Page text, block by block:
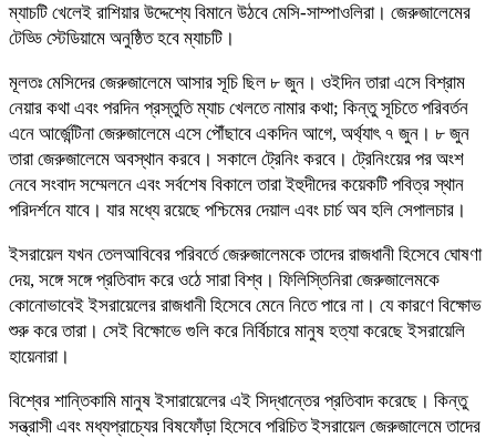
ম্যাচটি খেলেই রাশিয়ার উদ্দেশ্যে বিমানে উঠবে মেসি-সাম্পাওলিরা। জেরুজালেমের
টেড্ডি স্টেডিয়ামে অনুষ্ঠিত হবে ম্যাচটি।
মূলতঃ মেসিদের জেরুজালেমে আসার সূচি ছিল ৮ জুন। ওইদিন তারা এসে বিশ্রাম
নেয়ার কথা এবং পরদিন প্রস্তুতি ম্যাচ খেলতে নামার কথা; কিন্তু সূচিতে পরিবর্তন
এনে আর্জেন্টিনা জেরুজালেমে এসে পৌঁছাবে একদিন আগে, অর্থ্যাৎ ৭ জুন। ৮ জুন
তারা জেরুজালেমে অবস্থান করবে। সকালে ট্রেনিং করবে। ট্রেনিংয়ের পর অংশ
নেবে সংবাদ সম্মেলনে এবং সর্বশেষ বিকালে তারা ইহুদীদের কয়েকটি পবিত্র স্থান
পরিদর্শনে যাবে। যার মধ্যে রয়েছে পশ্চিমের দেয়াল এবং চার্চ অব হলি সেপালচার।
ইসরায়েল যখন তেলআবিবের পরিবর্তে জেরুজালেমকে তাদের রাজধানী হিসেবে ঘোষণা
দেয়, সঙ্গে সঙ্গে প্রতিবাদ করে ওঠে সারা বিশ্ব। ফিলিস্তিনিরা জেরুজালেমকে
কোনোভাবেই ইসরায়েলের রাজধানী হিসেবে মেনে নিতে পারে না। যে কারণে বিক্ষোভ
শুরু করে তারা। সেই বিক্ষোভে গুলি করে নির্বিচারে মানুষ হত্যা করেছে ইসরায়েলি
হায়েনারা।
বিশ্বের শান্তিকামি মানুষ ইসারায়েলের এই সিদ্ধান্তের প্রতিবাদ করেছে। কিন্তু
সন্ত্রাসী এবং মধ্যপ্রাচ্যের বিষফোঁড়া হিসেবে পরিচিত ইসরায়েল জেরুজালেমে তাদের